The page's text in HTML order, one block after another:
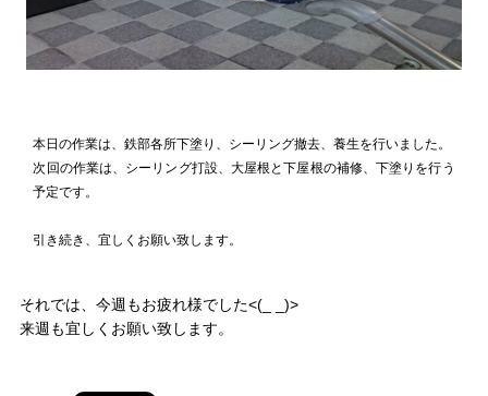
本日の作業は、鉄部各所下塗り、シーリング撤去、養生を行いました。
次回の作業は、シーリング打設、大屋根と下屋根の補修、下塗りを行う
予定です。
引き続き、宜しくお願い致します。
それでは、今週もお疲れ様でした<(_ _)>
来週も宜しくお願い致します。